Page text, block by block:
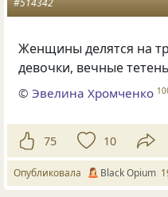
Женщины делятся на
девочки, вечные
©Эвелина Хромченко
75 10
Опубликовала Вlack Оpium